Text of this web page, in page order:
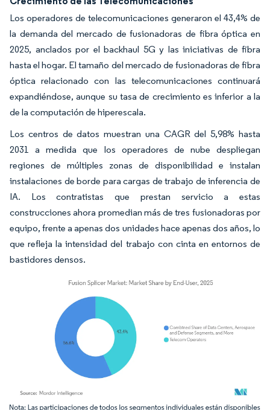
Los operadores de telecomunicaciones generaron el 43,4% de
la demanda del mercado de fusionadoras de fibra óptica en
2025, anclados por el backhaul 5G y las iniciativas de fibra
hasta el hogar. El tamaño del mercado de fusionadoras de fibra
óptica relacionado con las telecomunicaciones continuará
expandiéndose, aunque su tasa de crecimiento es inferior a la
de la computación de hiperescala.
Los centros de datos muestran una CAGR del 5,98% hasta
2031 a medida que los operadores de nube despliegan
regiones de múltiples zonas de disponibilidad e instalan
instalaciones de borde para cargas de trabajo de inferencia de
IA. Los contratistas que prestan servicio a estas
construcciones ahora promedian más de tres fusionadoras por
equipo, frente a apenas dos unidades hace apenas dos años, lo
que refleja la intensidad del trabajo con cinta en entornos de
bastidores densos.